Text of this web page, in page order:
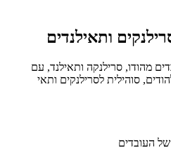
ותאילנדים
מהודו, סרילנקה ותאילנד, עם
סוהילית לסרילנקים ותאי
העובדים